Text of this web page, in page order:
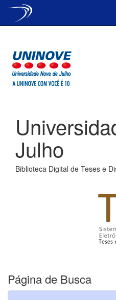
Julho
Biblioteca Digital de Teses e
Página de Busca